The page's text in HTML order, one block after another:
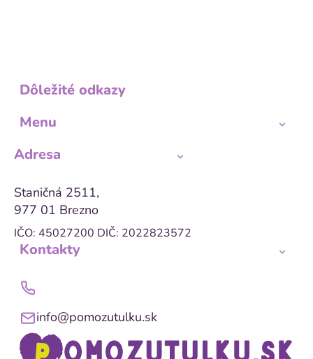
Dôležité odkazy
Menu
Adresa
Staničná 2511,
977 01 Brezno
IČO: 45027200 DIČ: 2022823572
Kontakty
info@pomozutulku.sk